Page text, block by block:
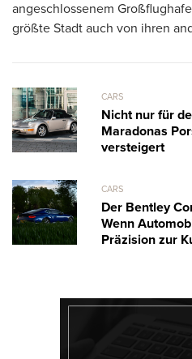
angeschlossenem
größte Stadt auch von ihren
CARS
Nicht nur für
Maradonas
versteigert
CARS
Der Bentley
Wenn
Präzision zur